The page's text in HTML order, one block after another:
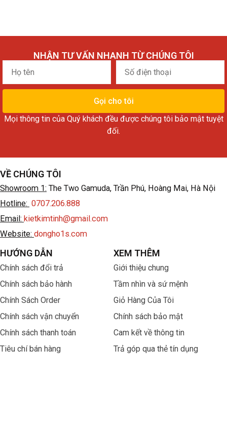
NHẬN TƯ VẤN NHANH TỪ CHÚNG TÔI
Họ
tên
điện
thoại
Gọi cho tôi
Mọi thông tin của Quý khách đều được chúng tôi bảo mật tuyệt
đối.
VỀ CHÚNG TÔI
Showroom 1: The Two Gamuda, Trần Phú, Hoàng Mai, Hà Nội
Hotline: 0707.206.888
Email: kietkimtinh@gmail.com
Website: dongho1s.com
HƯỚNG DẪN
Chính sách đổi trả
Chính sách bảo hành
Chính Sách Order
Chính sách vận chuyển
Chính sách thanh toán
Tiêu chí bán hàng
XEM THÊM
Giới thiệu chung
Tầm nhìn và sứ mệnh
Giỏ Hàng Của Tôi
Chính sách bảo mật
Cam kết về thông tin
Trả góp qua thẻ tín dụng